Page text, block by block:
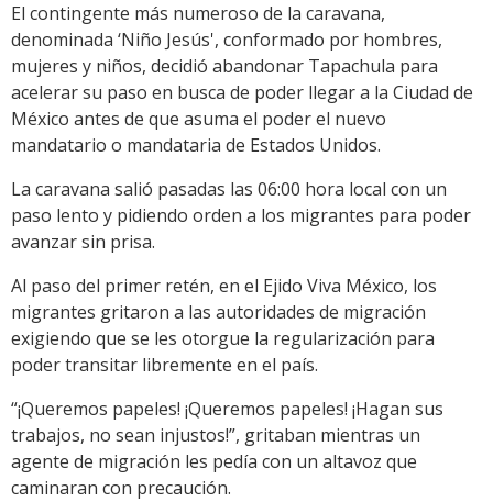
El contingente más numeroso de la caravana,
denominada ‘Niño Jesús', conformado por hombres,
mujeres y niños, decidió abandonar Tapachula para
acelerar su paso en busca de poder llegar a la Ciudad de
México antes de que asuma el poder el nuevo
mandatario o mandataria de Estados Unidos.
La caravana salió pasadas las 06:00 hora local con un
paso lento y pidiendo orden a los migrantes para poder
avanzar sin prisa.
Al paso del primer retén, en el Ejido Viva México, los
migrantes gritaron a las autoridades de migración
exigiendo que se les otorgue la regularización para
poder transitar libremente en el país.
“¡Queremos papeles! ¡Queremos papeles! ¡Hagan sus
trabajos, no sean injustos!”, gritaban mientras un
agente de migración les pedía con un altavoz que
caminaran con precaución.